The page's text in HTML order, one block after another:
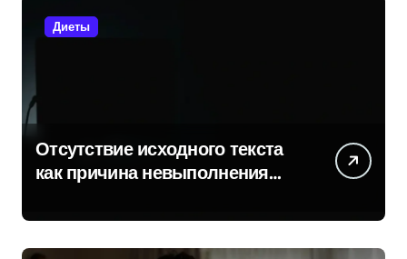
Диеты
Отсутствие исходного текста
как причина невыполнения